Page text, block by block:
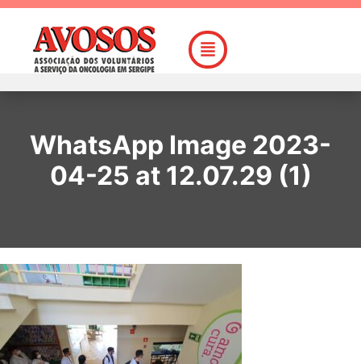
WhatsApp Image 2023-
04-25 at 12.07.29 (1)